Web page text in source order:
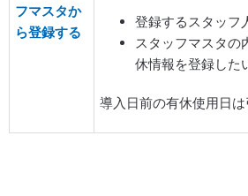
フマスタか
ら登録する
登録するスタッフ
スタッフマスタの
休情報を登録した
導入日前の有休使用日は